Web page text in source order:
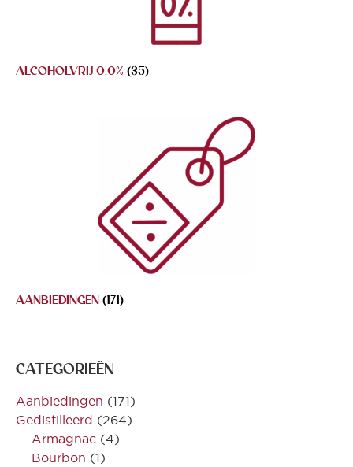
CATEGORIEËN
Aanbiedingen (171)
Gedistilleerd (264)
Armagnac (4)
Bourbon (1)
ALCOHOLVRIJ 0.0% (35)
AANBIEDINGEN (171)